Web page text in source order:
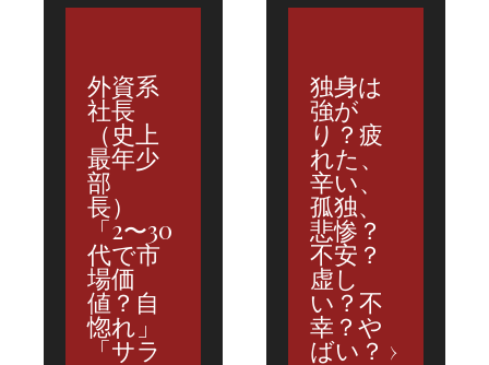
外資系
社長
（史上
最年少
部
長）
「2〜30
代で市
場価
値？自
惚れ」
「サラ
独身は
強が
り？疲
れた、
辛い、
孤独、
悲惨？
不安？
虚し
い？不
幸？や
ばい？